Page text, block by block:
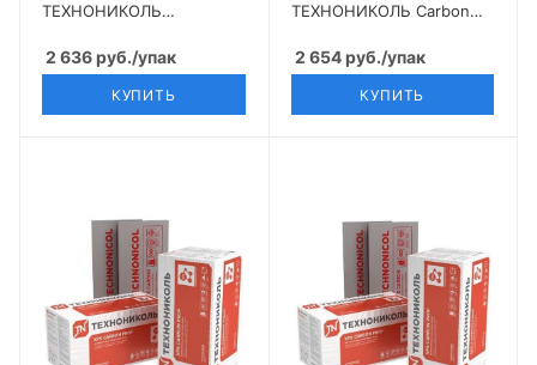
ТЕХНОНИКОЛЬ
13 шт
2 636руб./упак
КУПИТЬ
ТЕХНОНИКОЛЬ Carbon
(2х50) мм, 4 шт
2 654руб./упак
КУПИТЬ